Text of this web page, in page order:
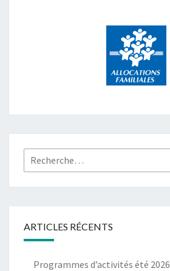
Rechercher :
ARTICLES RÉCENTS
Programmes d’activités été 2026